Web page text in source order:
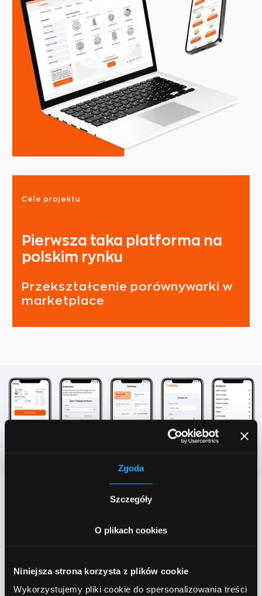
Zgoda
Szczegóły
O plikach cookies
Niniejsza strona korzysta z plików cookie
Wykorzystujemy pliki cookie do spersonalizowania treści
Cele projektu
Pierwsza taka platforma na
polskim rynku
Przekształcenie porównywarki w
marketplace
Sporym wyzwaniem dla naszego zespołu
źródeł. Kluczowa była poprawność
aktualizowanych danych. Dlatego też etap